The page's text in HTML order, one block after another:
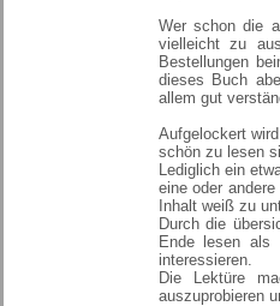
Wer schon die
vielleicht zu
Bestellungen
dieses Buch
allem gut
Aufgelockert
schön zu lesen
Lediglich ein
eine oder
Inhalt weiß zu
Durch die
Ende lesen als
interessieren.
Die Lektüre
auszuprobieren